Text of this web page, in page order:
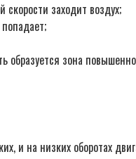
заходит воздух;
образуется зона
и на низких оборотах